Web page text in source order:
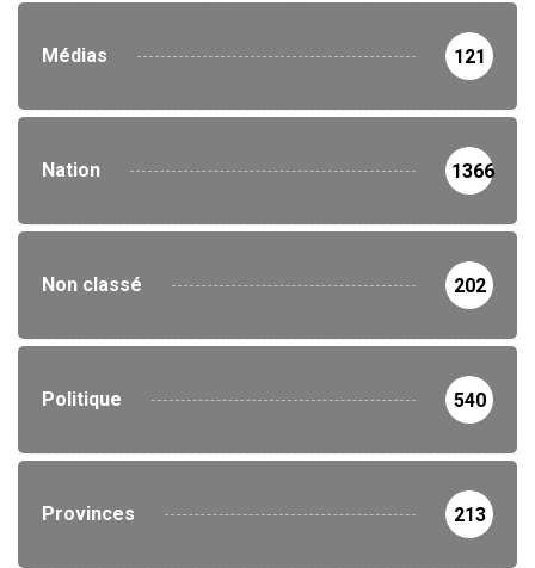
Médias 121
Nation 1366
Non classé 202
Politique 540
Provinces 213